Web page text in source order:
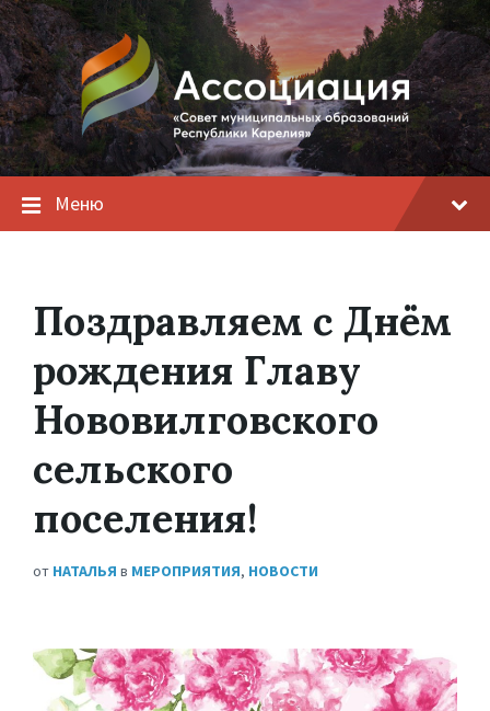
Меню
Поздравляем с Днём
рождения Главу
Нововилговского
сельского
поселения!
от НАТАЛЬЯ в МЕРОПРИЯТИЯ, НОВОСТИ